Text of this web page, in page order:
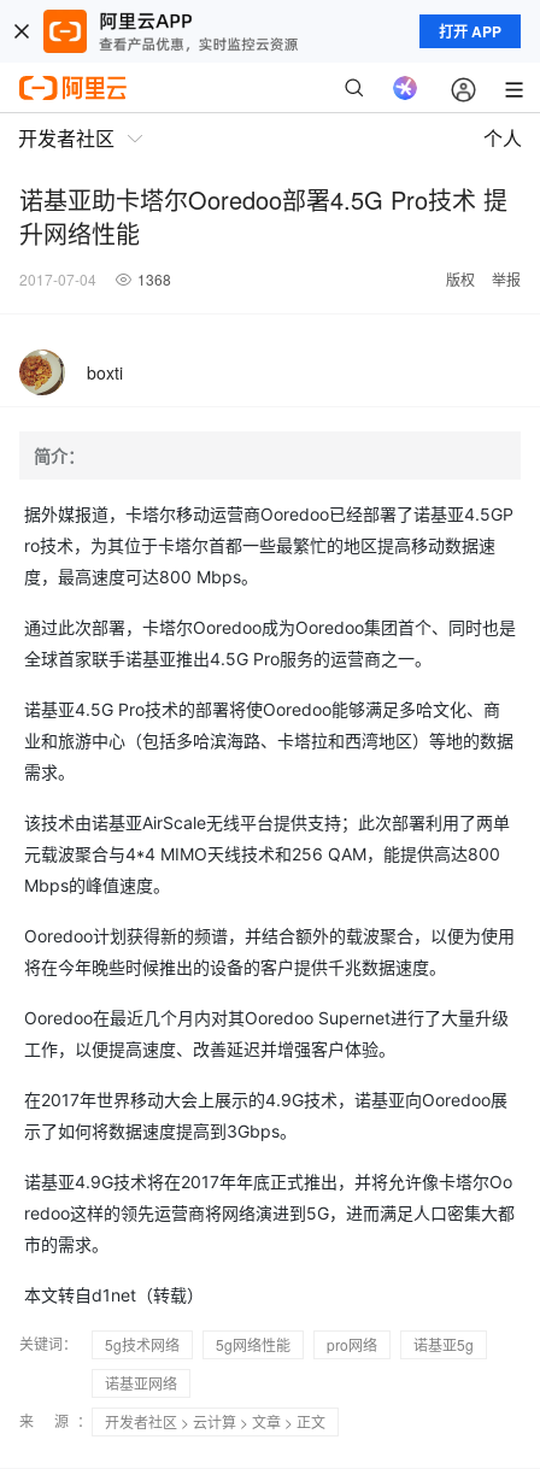
打开 APP
开发者社区 个人
诺基亚助卡塔尔Ooredoo部署4.5G Pro技术 提
升网络性能
2017-07-04 1368 版权 举报
boxti
简介：
据外媒报道，卡塔尔移动运营商Ooredoo已经部署了诺基亚4.5GP
ro技术，为其位于卡塔尔首都一些最繁忙的地区提高移动数据速
度，最高速度可达800 Mbps。
通过此次部署，卡塔尔Ooredoo成为Ooredoo集团首个、同时也是
全球首家联手诺基亚推出4.5G Pro服务的运营商之一。
诺基亚4.5G Pro技术的部署将使Ooredoo能够满足多哈文化、商
业和旅游中心（包括多哈滨海路、卡塔拉和西湾地区）等地的数据
需求。
该技术由诺基亚AirScale无线平台提供支持；此次部署利用了两单
元载波聚合与4*4 MIMO天线技术和256 QAM，能提供高达800
Mbps的峰值速度。
Ooredoo计划获得新的频谱，并结合额外的载波聚合，以便为使用
将在今年晚些时候推出的设备的客户提供千兆数据速度。
Ooredoo在最近几个月内对其Ooredoo Supernet进行了大量升级
工作，以便提高速度、改善延迟并增强客户体验。
在2017年世界移动大会上展示的4.9G技术，诺基亚向Ooredoo展
示了如何将数据速度提高到3Gbps。
诺基亚4.9G技术将在2017年年底正式推出，并将允许像卡塔尔Oo
redoo这样的领先运营商将网络演进到5G，进而满足人口密集大都
市的需求。
本文转自d1net（转载）
关键词： 5g技术网络 5g网络性能 pro网络
诺基亚5g
诺基亚网络
来 源：
开发者社区 > 云计算 > 文章 > 正文